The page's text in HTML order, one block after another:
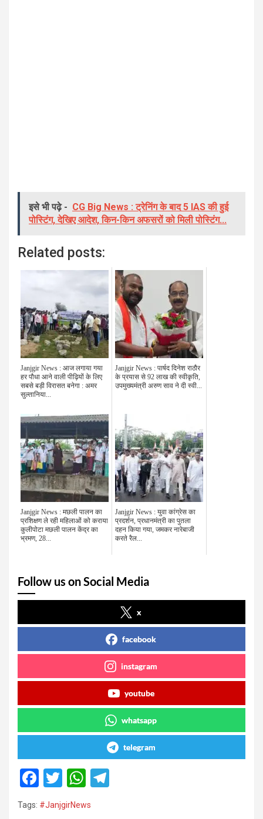
इसे भी पढ़े - CG Big News : ट्रेनिंग के बाद 5 IAS की हुई
पोस्टिंग, देखिए आदेश, किन-किन अफसरों को मिली पोस्टिंग...
Related posts:
Janjgir News : आज लगाया गया
हर पौधा आने वाली पीढ़ियों के लिए
सबसे बड़ी विरासत बनेगा : अमर
सुल्तानिया...
Janjgir News : पार्षद दिनेश राठौर
के प्रयास से 92 लाख की स्वीकृति,
उपमुख्यमंत्री अरुण साव ने दी स्वी...
Janjgir News : मछली पालन का
प्रशिक्षण ले रही महिलाओं को कराया
कुलीपोटा मछली पालन केंद्र का
भ्रमण, 28...
Janjgir News : युवा कांग्रेस का
प्रदर्शन, प्रधानमंत्री का पुतला
दहन किया गया, जमकर नारेबाजी
करते रैल...
Follow us on Social Media
x
facebook
instagram
youtube
whatsapp
telegram
F
a
T
wi
W
Tags: #JanjgirNews